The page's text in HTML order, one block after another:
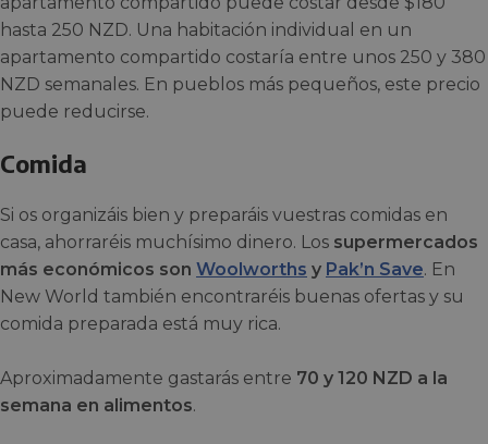
hasta 250 NZD. Una habitación individual en un
apartamento compartido costaría entre unos 250 y 380
NZD semanales. En pueblos más pequeños, este precio
puede reducirse.
Comida
Si os organizáis bien y preparáis vuestras comidas en
casa, ahorraréis muchísimo dinero. Los supermercados
más económicos son Woolworths y Pak’n Save. En
New World también encontraréis buenas ofertas y su
comida preparada está muy rica.
Aproximadamente gastarás entre 70 y 120 NZD a la
semana en alimentos.